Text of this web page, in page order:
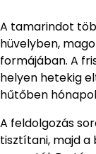
A tamarindot
hüvelyben,
formájában. A
helyen hetekig
hűtőben
A feldolgozás
tisztítani, majd a